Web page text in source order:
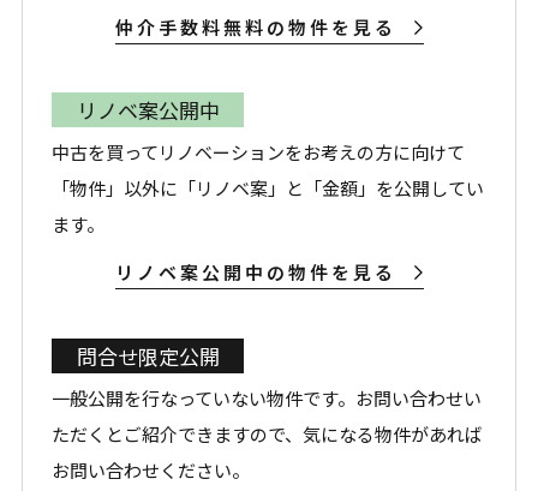
仲介手数料無料の物件を見る
リノベ案公開中
中古を買ってリノベーションをお考えの方に向けて
「物件」以外に「リノベ案」と「金額」を公開してい
ます。
リノベ案公開中の物件を見る
問合せ限定公開
一般公開を行なっていない物件です。お問い合わせい
ただくとご紹介できますので、気になる物件があれば
お問い合わせください。